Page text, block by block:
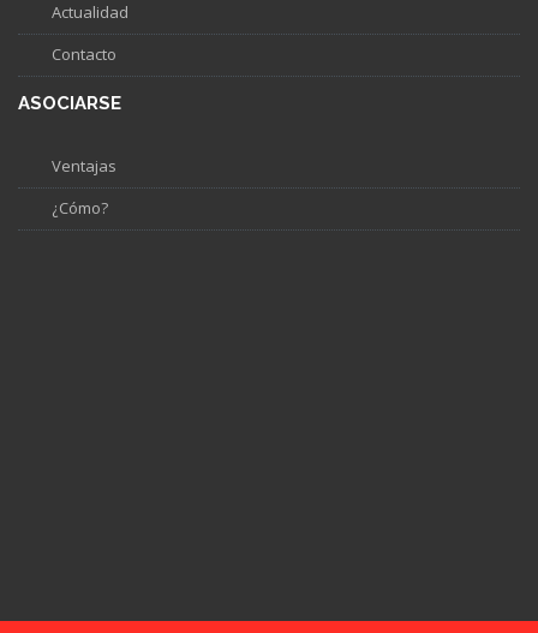
Actualidad
Contacto
ASOCIARSE
Ventajas
¿Cómo?